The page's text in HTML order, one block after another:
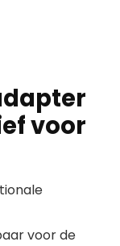
voor
voor de